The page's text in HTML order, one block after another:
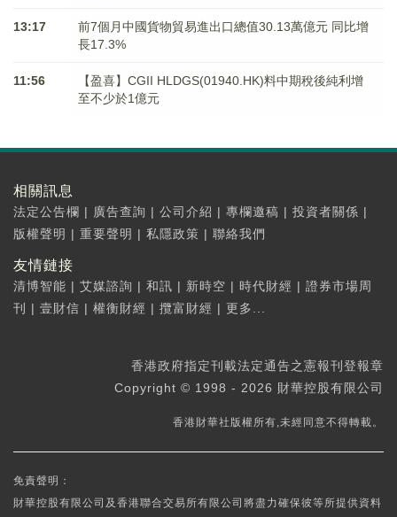
13:17
前7個月中國貨物貿易進出口總值30.13萬億元 同比增
長17.3%
11:56
【盈喜】CGII HLDGS(01940.HK)料中期稅後純利增
至不少於1億元
相關訊息
法定公告欄 | 廣告查詢 | 公司介紹 | 專欄邀稿 | 投資者關係 |
版權聲明 | 重要聲明 | 私隱政策 | 聯絡我們
友情鏈接
清博智能 | 艾媒諮詢 | 和訊 | 新時空 | 時代財經 | 證券市場周
刊
| 壹財信 | 權衡財經 | 攬富財經 | 更多...
香港政府指定刊載法定通告之憲報刊登報章
Copyright © 1998 - 2026 財華控股有限公司
香港財華社版權所有,未經同意不得轉載。
免責聲明：
財華控股有限公司及香港聯合交易所有限公司將盡力確保彼等所提供資料